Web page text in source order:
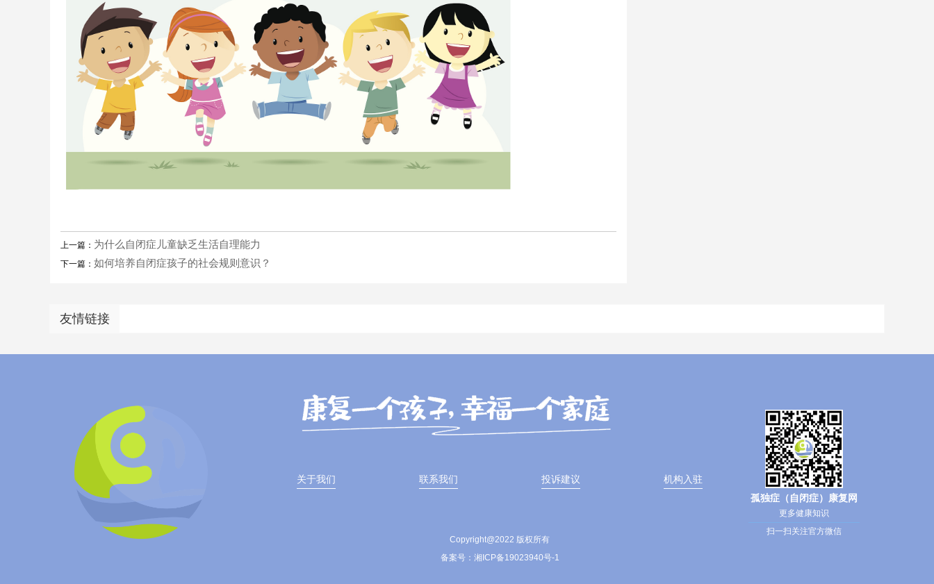
上一篇： 为什么自闭症儿童缺乏生活自理能力
下一篇： 如何培养自闭症孩子的社会规则意识？
友情链接
关于我们 联系我们 投诉建议 机构入驻
Copyright@2022 版权所有
备案号：湘ICP备19023940号-1
孤独症（自闭症）康复网
更多健康知识
扫一扫关注官方微信